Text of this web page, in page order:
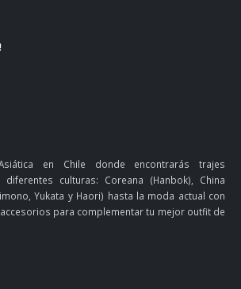
en Chile donde encontrarás trajes
culturas: Coreana (Hanbok), China
Yukata y Haori) hasta la moda actual con
para complementar tu mejor outfit de